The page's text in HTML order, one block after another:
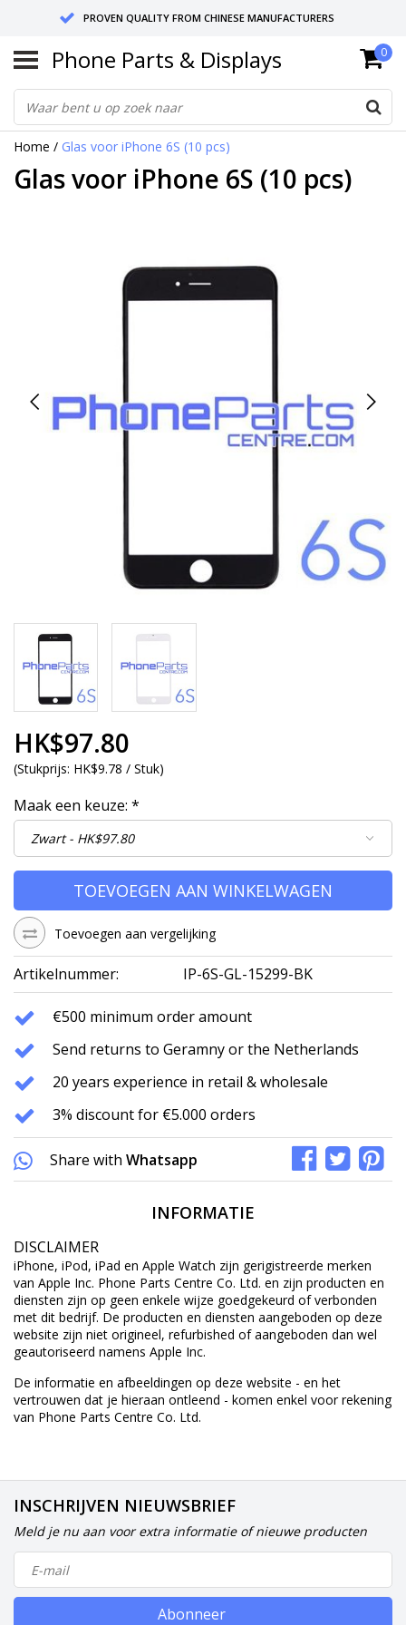
PROVEN QUALITY FROM CHINESE MANUFACTURERS
SEND RETURNS TO GERMANY OR NETHERLANDS
10 DAY SHIPPING
Phone Parts & Displays 0
Home / Glas voor iPhone 6S (10 pcs)
Glas voor iPhone 6S (10 pcs)
HK$97.80
(Stukprijs: HK$9.78 / Stuk)
Maak een keuze: *
TOEVOEGEN AAN WINKELWAGEN
Toevoegen aan vergelijking
Artikelnummer: IP-6S-GL-15299-BK
€500 minimum order amount
Send returns to Geramny or the Netherlands
20 years experience in retail & wholesale
3% discount for €5.000 orders
Share with Whatsapp
INFORMATIE
DISCLAIMER
iPhone, iPod, iPad en Apple Watch zijn gerigistreerde merken
van Apple Inc. Phone Parts Centre Co. Ltd. en zijn producten en
diensten zijn op geen enkele wijze goedgekeurd of verbonden
met dit bedrijf. De producten en diensten aangeboden op deze
website zijn niet origineel, refurbished of aangeboden dan wel
geautoriseerd namens Apple Inc.
De informatie en afbeeldingen op deze website - en het
vertrouwen dat je hieraan ontleend - komen enkel voor rekening
van Phone Parts Centre Co. Ltd.
INSCHRIJVEN NIEUWSBRIEF
Meld je nu aan voor extra informatie of nieuwe producten
Abonneer